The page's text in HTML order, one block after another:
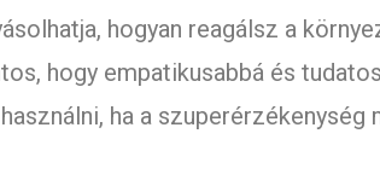
hogyan reagálsz a
hogy empatikusabbá és
ha a szuperérzékenység